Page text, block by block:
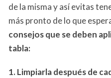
de la misma y así evitas
más pronto de lo que
consejos que se deben
tabla:
1. Limpiarla después de